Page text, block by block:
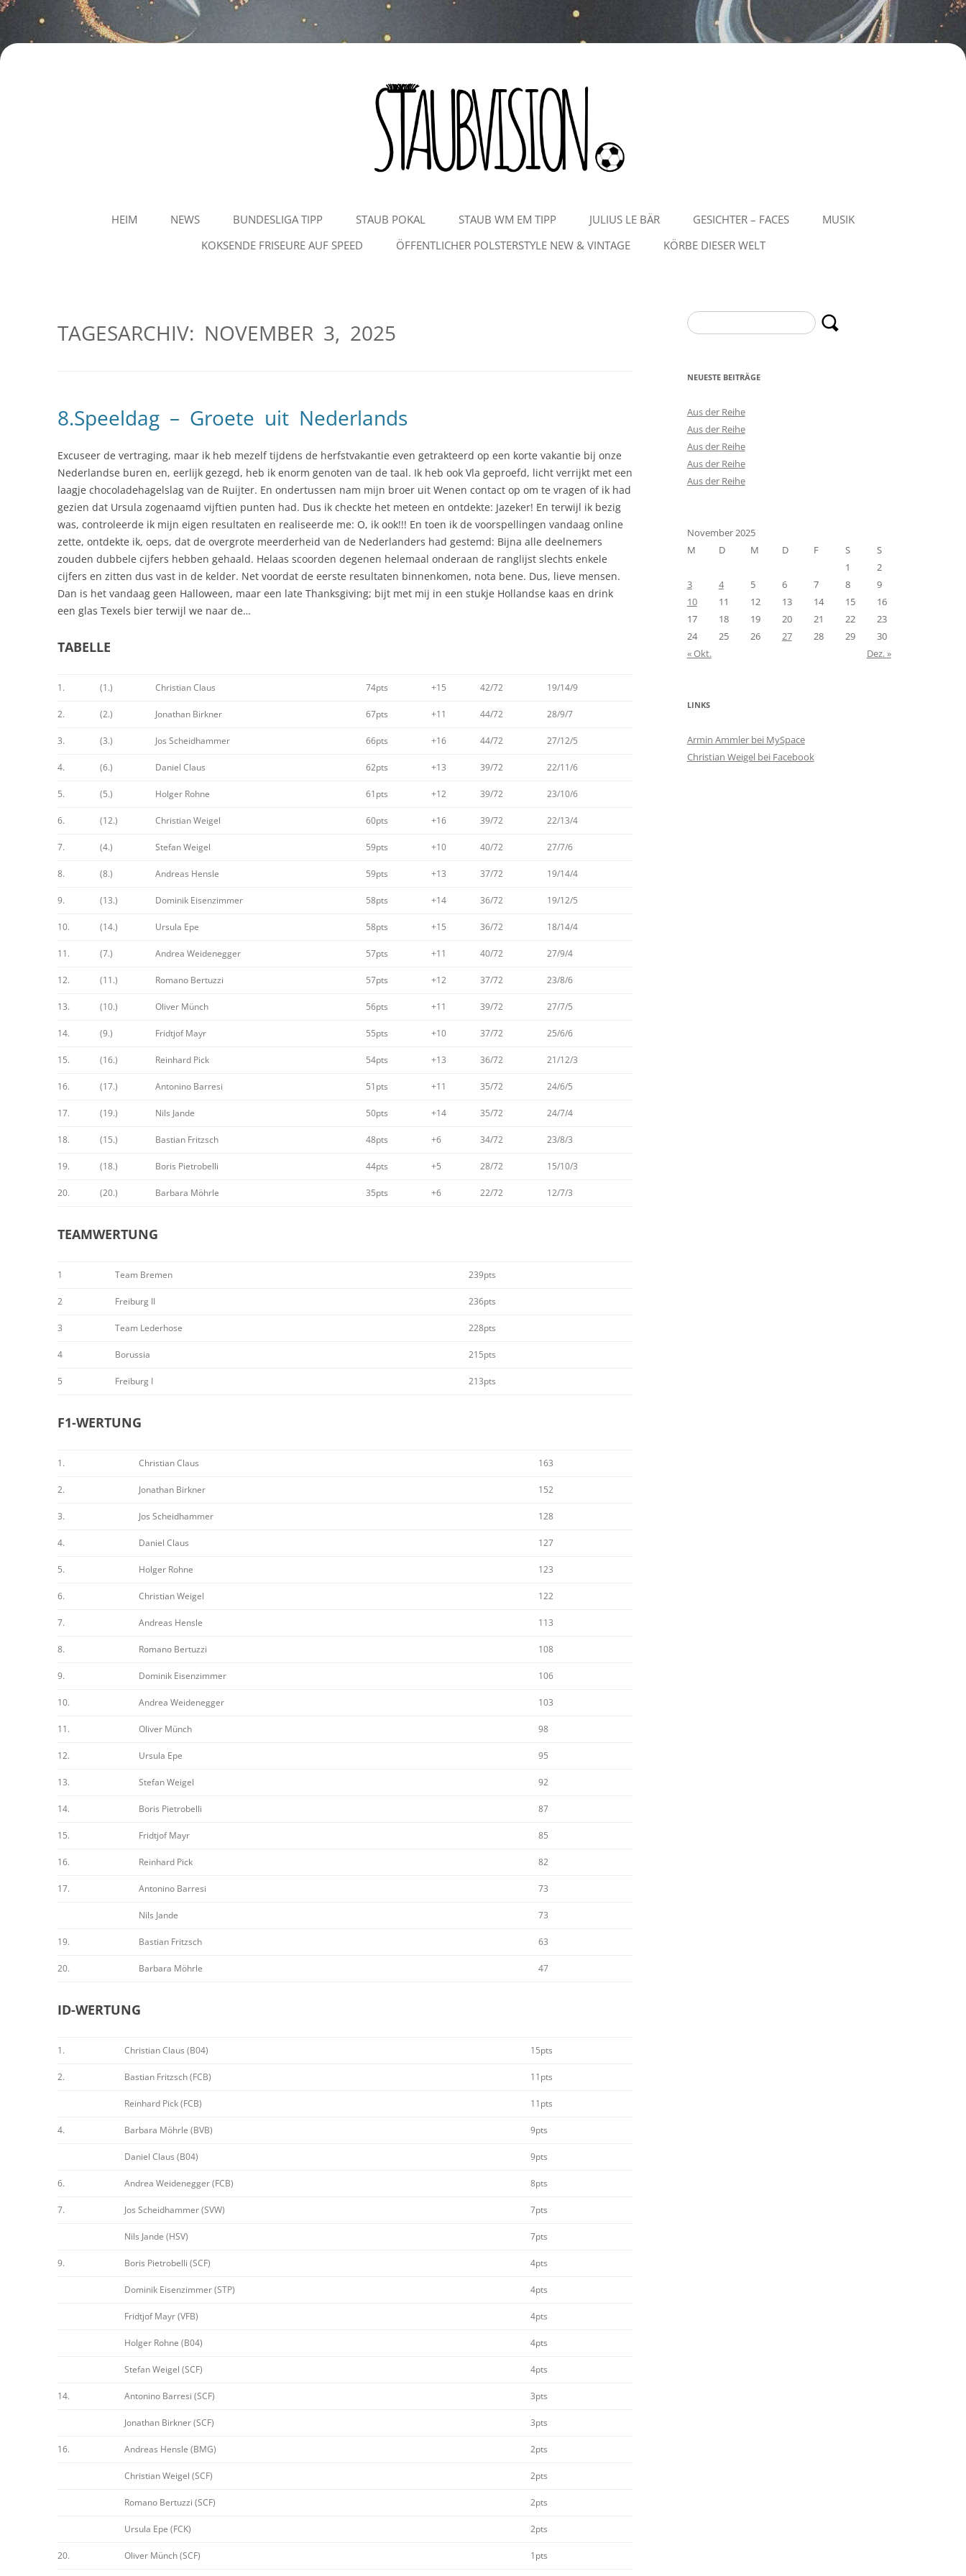
Inhalt
HEIM NEWS BUNDESLIGA TIPP STAUB POKAL STAUB WM EM TIPP JULIUS LE BÄR GESICHTER – FACES
MUSIK
KOKSENDE FRISEURE AUF SPEED
ÖFFENTLICHER POLSTERSTYLE NEW & VINTAGE KÖRBE DIESER WELT
TAGESARCHIV: NOVEMBER 3, 2025
8.Speeldag – Groete uit Nederlands
Excuseer de vertraging, maar ik heb mezelf tijdens de herfstvakantie even getrakteerd op een korte vakantie bij onze
Nederlandse buren en, eerlijk gezegd, heb ik enorm genoten van de taal. Ik heb ook Vla geproefd, licht verrijkt met een
laagje chocoladehagelslag van de Ruijter. En ondertussen nam mijn broer uit Wenen contact op om te vragen of ik had
gezien dat Ursula zogenaamd vijftien punten had. Dus ik checkte het meteen en ontdekte: Jazeker! En terwijl ik bezig
was, controleerde ik mijn eigen resultaten en realiseerde me: O, ik ook!!! En toen ik de voorspellingen vandaag online
zette, ontdekte ik, oeps, dat de overgrote meerderheid van de Nederlanders had gestemd: Bijna alle deelnemers
zouden dubbele cijfers hebben gehaald. Helaas scoorden degenen helemaal onderaan de ranglijst slechts enkele
cijfers en zitten dus vast in de kelder. Net voordat de eerste resultaten binnenkomen, nota bene. Dus, lieve mensen.
Dan is het vandaag geen Halloween, maar een late Thanksgiving; bijt met mij in een stukje Hollandse kaas en drink
een glas Texels bier terwijl we naar de…
TABELLE
1. (1.) Christian Claus 74pts +15 42/72 19/14/9
2. (2.) Jonathan Birkner 67pts +11 44/72 28/9/7
3. (3.) Jos Scheidhammer 66pts +16 44/72 27/12/5
4. (6.) Daniel Claus 62pts +13 39/72 22/11/6
5. (5.) Holger Rohne 61pts +12 39/72 23/10/6
6. (12.) Christian Weigel 60pts +16 39/72 22/13/4
7. (4.) Stefan Weigel 59pts +10 40/72 27/7/6
8. (8.) Andreas Hensle 59pts +13 37/72 19/14/4
9. (13.) Dominik Eisenzimmer 58pts +14 36/72 19/12/5
10. (14.) Ursula Epe 58pts +15 36/72 18/14/4
11. (7.) Andrea Weidenegger 57pts +11 40/72 27/9/4
12. (11.) Romano Bertuzzi 57pts +12 37/72 23/8/6
13. (10.) Oliver Münch 56pts +11 39/72 27/7/5
14. (9.) Fridtjof Mayr 55pts +10 37/72 25/6/6
15. (16.) Reinhard Pick 54pts +13 36/72 21/12/3
16. (17.) Antonino Barresi 51pts +11 35/72 24/6/5
17. (19.) Nils Jande 50pts +14 35/72 24/7/4
18. (15.) Bastian Fritzsch 48pts +6 34/72 23/8/3
19. (18.) Boris Pietrobelli 44pts +5 28/72 15/10/3
20. (20.) Barbara Möhrle 35pts +6 22/72 12/7/3
TEAMWERTUNG
1 Team Bremen 239pts
2 Freiburg II 236pts
3 Team Lederhose 228pts
4 Borussia 215pts
5 Freiburg I 213pts
F1-WERTUNG
1. Christian Claus 163
2. Jonathan Birkner 152
3. Jos Scheidhammer 128
4. Daniel Claus 127
5. Holger Rohne 123
6. Christian Weigel 122
7. Andreas Hensle 113
8. Romano Bertuzzi 108
9. Dominik Eisenzimmer 106
10. Andrea Weidenegger 103
11. Oliver Münch 98
12. Ursula Epe 95
13. Stefan Weigel 92
14. Boris Pietrobelli 87
15. Fridtjof Mayr 85
16. Reinhard Pick 82
17. Antonino Barresi 73
Nils Jande 73
19. Bastian Fritzsch 63
20. Barbara Möhrle 47
ID-WERTUNG
1. Christian Claus (B04) 15pts
2. Bastian Fritzsch (FCB) 11pts
Reinhard Pick (FCB) 11pts
4. Barbara Möhrle (BVB) 9pts
Daniel Claus (B04) 9pts
6. Andrea Weidenegger (FCB) 8pts
7. Jos Scheidhammer (SVW) 7pts
Nils Jande (HSV) 7pts
9. Boris Pietrobelli (SCF) 4pts
Dominik Eisenzimmer (STP) 4pts
Fridtjof Mayr (VFB) 4pts
Holger Rohne (B04) 4pts
Stefan Weigel (SCF) 4pts
14. Antonino Barresi (SCF) 3pts
Jonathan Birkner (SCF) 3pts
16. Andreas Hensle (BMG) 2pts
Christian Weigel (SCF) 2pts
Romano Bertuzzi (SCF) 2pts
Ursula Epe (FCK) 2pts
20. Oliver Münch (SCF) 1pts
Suchen
nach:
NEUESTE BEITRÄGE
Aus der Reihe
Aus der Reihe
Aus der Reihe
Aus der Reihe
Aus der Reihe
November 2025
M
D M D F S
S
1
2
3
4 5 6 7 8
9
10
11 12 13 14 15
16
17
18 19 20 21 22
23
24
25 26 27 28 29
30
« Okt.
Dez. »
LINKS
Armin Ammler bei MySpace
Christian Weigel bei Facebook